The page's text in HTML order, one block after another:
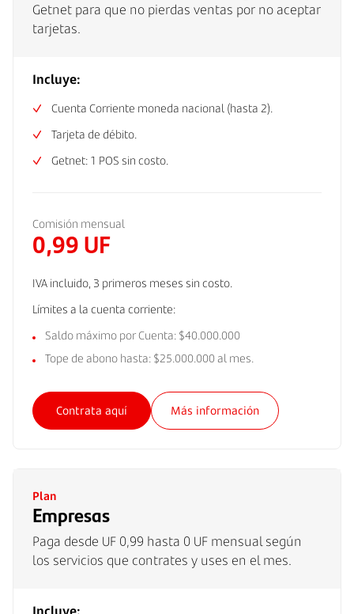
Getnet para que no pierdas ventas por no aceptar
tarjetas.
Incluye:
Cuenta Corriente moneda nacional (hasta 2).
Tarjeta de débito.
Getnet: 1 POS sin costo.
Comisión mensual
0,99 UF
IVA incluido, 3 primeros meses sin costo.
Límites a la cuenta corriente:
Saldo máximo por Cuenta: $40.000.000
Tope de abono hasta: $25.000.000 al mes.
Contrata aquí Más información
Plan
Empresas
Paga desde UF 0,99 hasta 0 UF mensual según
los servicios que contrates y uses en el mes.
Incluye: